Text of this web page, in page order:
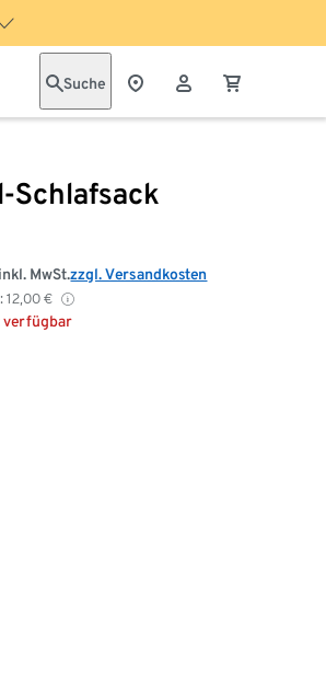
Suche
Schlafsack
12,00 €
inkl. MwSt.zzgl. Versandkosten
verfügbar